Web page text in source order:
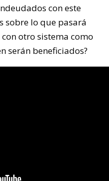
con este
sobre lo que pasará
otro sistema como
serán beneficiados?